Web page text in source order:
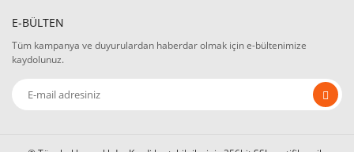
E-BÜLTEN
Tüm kampanya ve duyurulardan haberdar olmak için e-bültenimize
kaydolunuz.